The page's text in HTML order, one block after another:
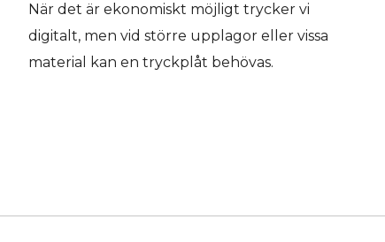
När det är ekonomiskt möjligt trycker vi
digitalt, men vid större upplagor eller vissa
material kan en tryckplåt behövas.